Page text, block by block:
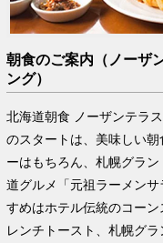
朝食のご案内（ノーザ
ング）
北海道朝食 ノーザンテラ
のスタートは、美味しい
ーはもちろん、札幌グラ
道グルメ「元祖ラーメン
すめはホテル伝統のコー
レンチトースト、札幌グ